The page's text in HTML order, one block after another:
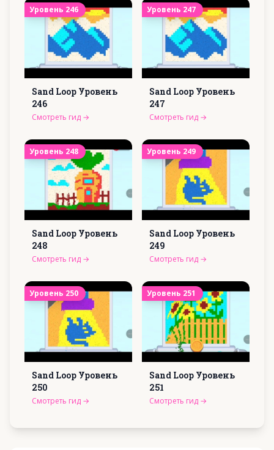
Уровень 246
Sand Loop Уровень
246
Смотреть гид →
Уровень 247
Sand Loop Уровень
247
Смотреть гид →
Уровень 248
Sand Loop Уровень
248
Смотреть гид →
Уровень 249
Sand Loop Уровень
249
Смотреть гид →
Уровень 250
Sand Loop Уровень
250
Смотреть гид →
Уровень 251
Sand Loop Уровень
251
Смотреть гид →